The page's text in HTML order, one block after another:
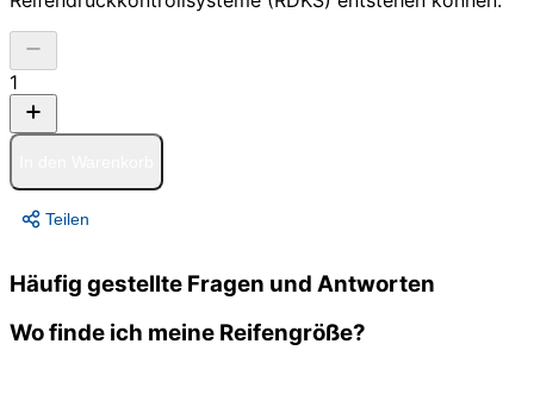
1
Teilen
Häufig gestellte Fragen und Antworten
Wo finde ich meine Reifengröße?